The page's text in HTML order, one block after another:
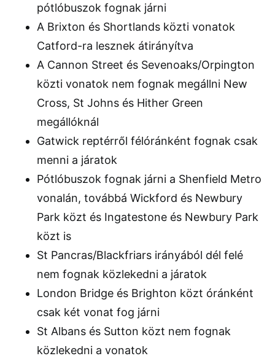
pótlóbuszok fognak járni
A Brixton és Shortlands közti vonatok
Catford-ra lesznek átirányítva
A Cannon Street és Sevenoaks/Orpington
közti vonatok nem fognak megállni New
Cross, St Johns és Hither Green
megállóknál
Gatwick reptérről félóránként fognak csak
menni a járatok
Pótlóbuszok fognak járni a Shenfield Metro
vonalán, továbbá Wickford és Newbury
Park közt és Ingatestone és Newbury Park
közt is
St Pancras/Blackfriars irányából dél felé
nem fognak közlekedni a járatok
London Bridge és Brighton közt óránként
csak két vonat fog járni
St Albans és Sutton közt nem fognak
közlekedni a vonatok